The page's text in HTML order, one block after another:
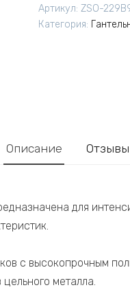
Артикул: ZSO-
Категория:
Описание Отзывы
для
с высокопрочным
металла.